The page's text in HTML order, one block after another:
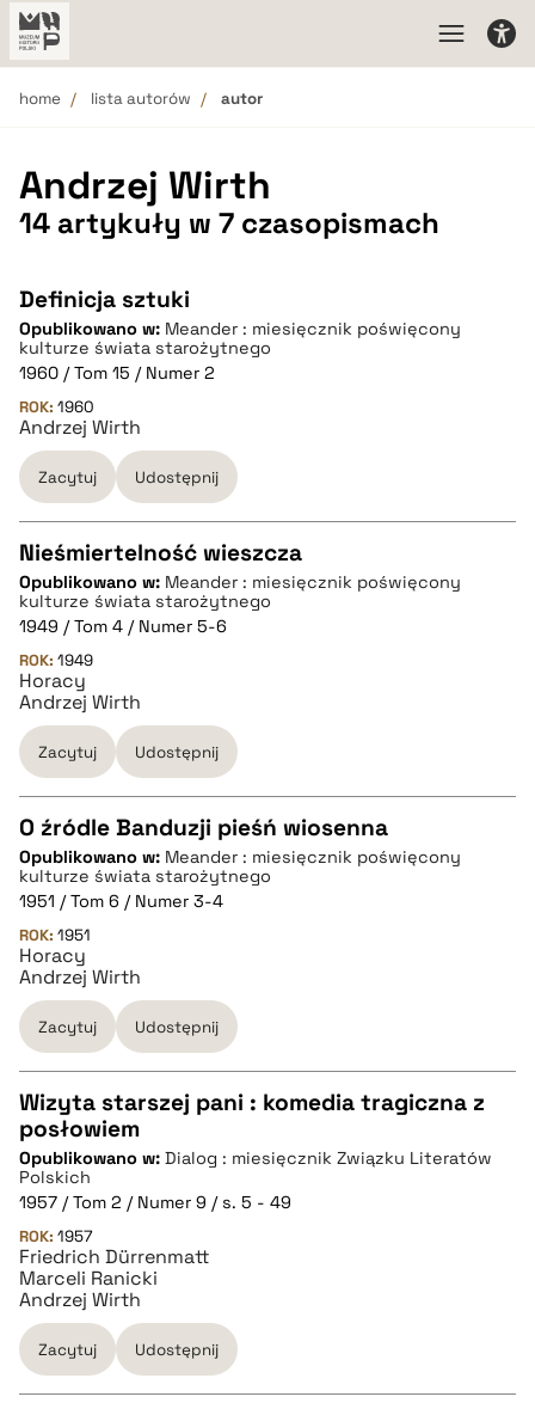
home lista autorów autor
Andrzej Wirth
14 artykuły w 7 czasopismach
Definicja sztuki
Opublikowano w: Meander : miesięcznik poświęcony
kulturze świata starożytnego
1960 / Tom 15 / Numer 2
ROK: 1960
Andrzej Wirth
Zacytuj Udostępnij
CZYSTY TEKST
pobierz cytat
BIBTEX
Nieśmiertelność wieszcza
Opublikowano w: Meander : miesięcznik poświęcony
kulturze świata starożytnego
1949 / Tom 4 / Numer 5-6
ROK: 1949
Horacy
Andrzej Wirth
Zacytuj Udostępnij
CZYSTY TEKST
pobierz cytat
BIBTEX
O źródle Banduzji pieśń wiosenna
Opublikowano w: Meander : miesięcznik poświęcony
kulturze świata starożytnego
1951 / Tom 6 / Numer 3-4
ROK: 1951
Horacy
Andrzej Wirth
Zacytuj Udostępnij
CZYSTY TEKST
pobierz cytat
BIBTEX
pobierz cytat
Wizyta starszej pani : komedia tragiczna z
posłowiem
Opublikowano w: Dialog : miesięcznik Związku Literatów
Polskich
1957 / Tom 2 / Numer 9 / s. 5 - 49
ROK: 1957
Friedrich Dürrenmatt
Marceli Ranicki
Andrzej Wirth
Zacytuj Udostępnij